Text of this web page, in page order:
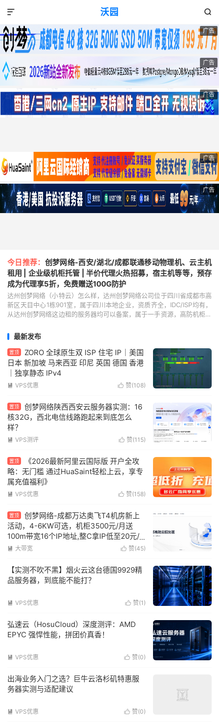
沃园 

广告
广告
广告
广告
广告
今日推荐： 创梦网络-西安/湖北/成都联通移动物理机、云主机
租用 | 企业级机柜托管 | 半价代理火热招募，宿主机等等，预存
成为代理享5折，免费赠送100G防护
达州创梦网络（小特云）怎么样，达州创梦网络公司位于四川省成都市高
新区天目中心1栋901室，属于四川本地企业，资质齐全，IDC/ISP均有，
从达州创梦网络这边租的服务器均可以备案，属于一手资源，高防机柜、
最新发布
置顶
ZORO 全球原生双 ISP 住宅 IP｜美国
日本 新加坡 马来西亚 印尼 英国 德国 香港
｜独享静态 IPv4
 赞(108)
 VPS优惠
置顶
创梦网络陕西西安云服务器实测：16
核32G，西北电信线路跑起来到底怎么
样？
 赞(115)
 VPS测评
置顶
《2026最新阿里云国际版 开户全攻
略：无门槛 通过HuaSaint轻松上云，享专
属充值福利》
 赞(158)
 VPS优惠
置顶
创梦网络-成都万达奥飞T4机房新上
活动，4-6KW可选，机柜3500元/月送
100m带宽16个IP地址,整C拿IP低至20元/
个带防护！双电高规格T4！
 赞(45)
 大带宽
【实测不吹不黑】烟火云这台德国9929精
品服务器，到底能不能打？
 赞(1 )
 VPS优惠
弘速云（HosuCloud）深度测评：AMD
EPYC 强悍性能，拼团价真香！
 赞(0)
 VPS优惠
出海业务入门之选？巨牛云洛杉矶特惠服
务器实测与适配建议
 赞(0)
 VPS优惠